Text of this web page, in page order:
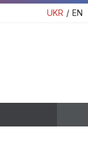
UKR EN